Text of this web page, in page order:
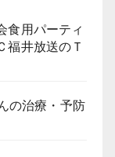
食用パーティ
福井放送のＴ
の治療・予防